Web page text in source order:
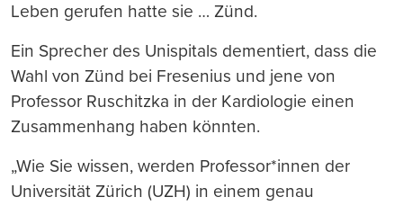
Leben gerufen hatte sie … Zünd.
Ein Sprecher des Unispitals dementiert, dass die
Wahl von Zünd bei Fresenius und jene von
Professor Ruschitzka in der Kardiologie einen
Zusammenhang haben könnten.
„Wie Sie wissen, werden Professor*innen der
Universität Zürich (UZH) in einem genau